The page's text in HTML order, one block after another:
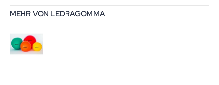
MEHR VON LEDRAGOMMA